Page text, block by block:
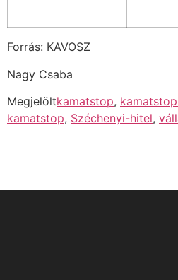
Forrás: KAVOSZ
Nagy Csaba
Megjelöltkamatstop,
kamatstop, Széchenyi-hitel,